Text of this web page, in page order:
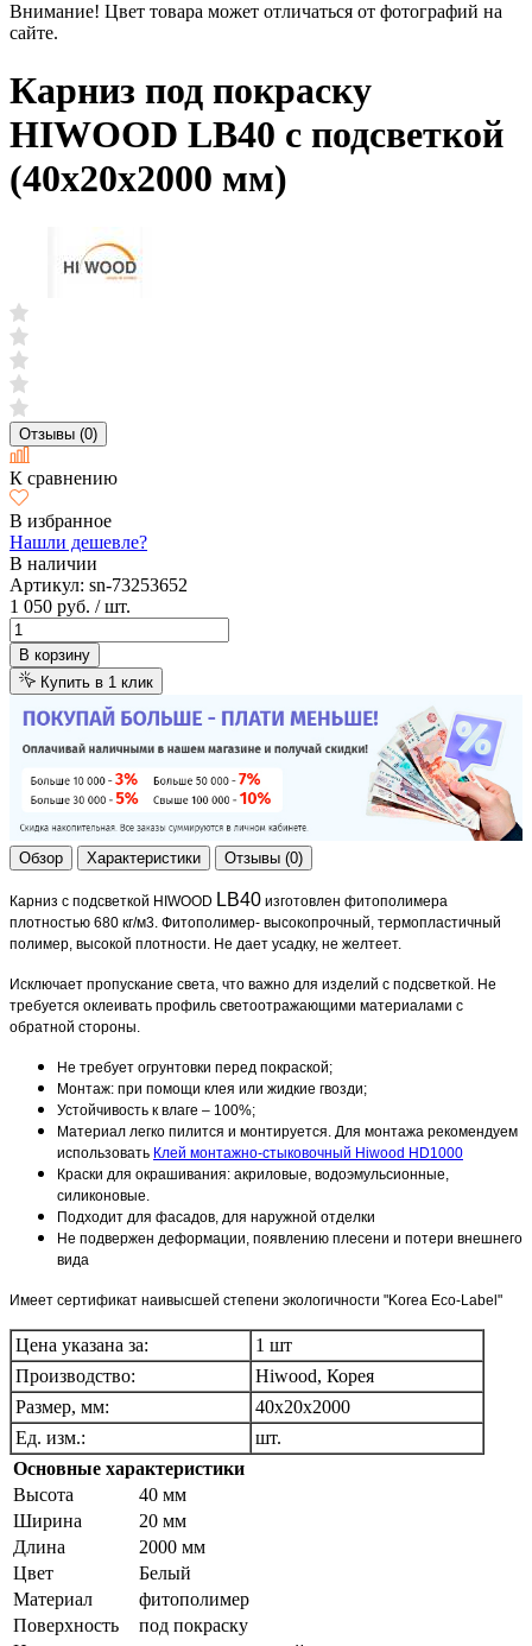
Внимание! Цвет товара может отличаться от фотографий на
сайте.
Карниз под покраску
HIWOOD LB40 с подсветкой
(40х20х2000 мм)
Отзывы (0)
К сравнению
В избранное
Нашли дешевле?
В наличии
Артикул: sn-73253652
1 050 руб. / шт.
В корзину
Купить в 1 клик
Обзор Характеристики Отзывы (0)
Карниз с подсветкой HIWOOD LB40 изготовлен фитополимера
плотностью 680 кг/м3. Фитополимер- высокопрочный, термопластичный
полимер, высокой плотности. Не дает усадку, не желтеет.
Исключает пропускание света, что важно для изделий с подсветкой. Не
требуется оклеивать профиль светоотражающими материалами с
обратной стороны.
Не требует огрунтовки перед покраской;
Монтаж: при помощи клея или жидкие гвозди;
Устойчивость к влаге – 100%;
Материал легко пилится и монтируется. Для монтажа рекомендуем
использовать Клей монтажно-стыковочный Hiwood HD1000
Краски для окрашивания: акриловые, водоэмульсионные,
силиконовые.
Подходит для фасадов, для наружной отделки
Не подвержен деформации, появлению плесени и потери внешнего
вида
Имеет сертификат наивысшей степени экологичности "Korea Eco-Label"
Цена указана за:
1 шт
Производство:
Hiwood, Корея
Размер, мм:
40х20х2000
Ед. изм.:
шт.
Основные характеристики
Высота
40 мм
Ширина
20 мм
Длина
2000 мм
Цвет
Белый
Материал
фитополимер
Поверхность
под покраску